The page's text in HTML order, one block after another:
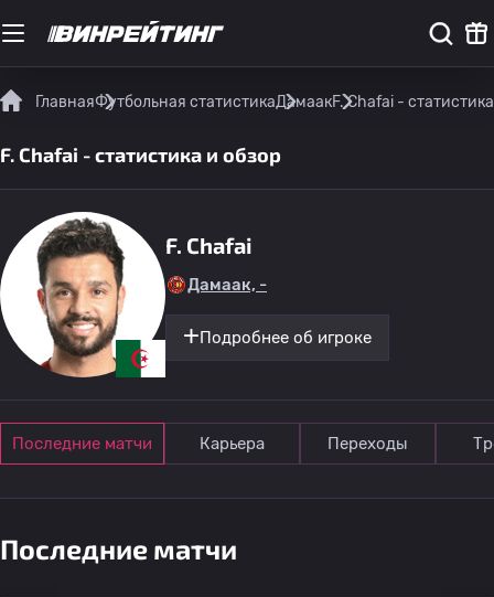
ГлавнаяФутбольная статистикаДамаакF. Chafai -
F. Chafai - статистика и обзор
F. Chafai
Дамаак, -
Подробнее об игроке
Последние матчи Карьера Переходы
Последние матчи